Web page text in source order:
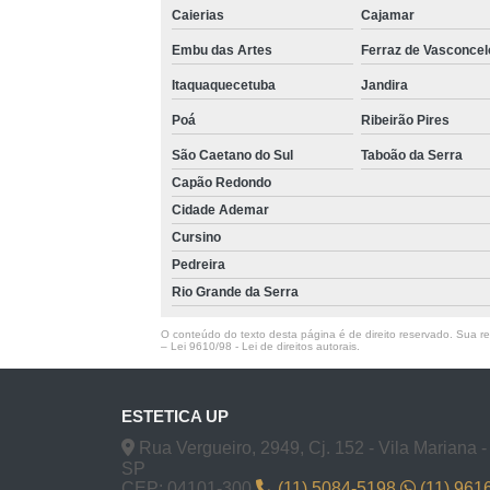
Caierias Cajamar
Embu das Artes Ferraz de
Itaquaquecetuba Jandira
Poá Ribeirão Pires
São Caetano do Sul Taboão da Serra
Capão Redondo
Cidade Ademar
Cursino
Pedreira
Rio Grande da Serra
O conteúdo do texto desta página é de direito reservado. Sua
– Lei 9610/98 - Lei de direitos autorais.
ESTETICA UP
Rua Vergueiro, 2949, Cj. 152 - Vila Mariana
SP